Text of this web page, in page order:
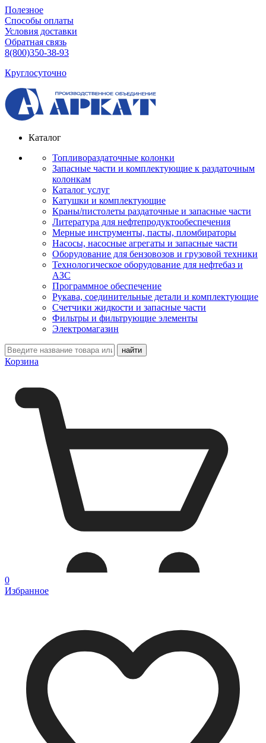
Полезное
Способы оплаты
Условия доставки
Обратная связь
8(800)350-38-93
Круглосуточно
Каталог
Топливораздаточные колонки
Запасные части и комплектующие к раздаточным
колонкам
Каталог услуг
Катушки и комплектующие
Краны/пистолеты раздаточные и запасные части
Литература для нефтепродуктообеспечения
Мерные инструменты, пасты, пломбираторы
Насосы, насосные агрегаты и запасные части
Оборудование для бензовозов и грузовой техники
Технологическое оборудование для нефтебаз и
АЗС
Программное обеспечение
Рукава, соединительные детали и комплектующие
Счетчики жидкости и запасные части
Фильтры и фильтрующие элементы
Электромагазин
Корзина
0
Избранное